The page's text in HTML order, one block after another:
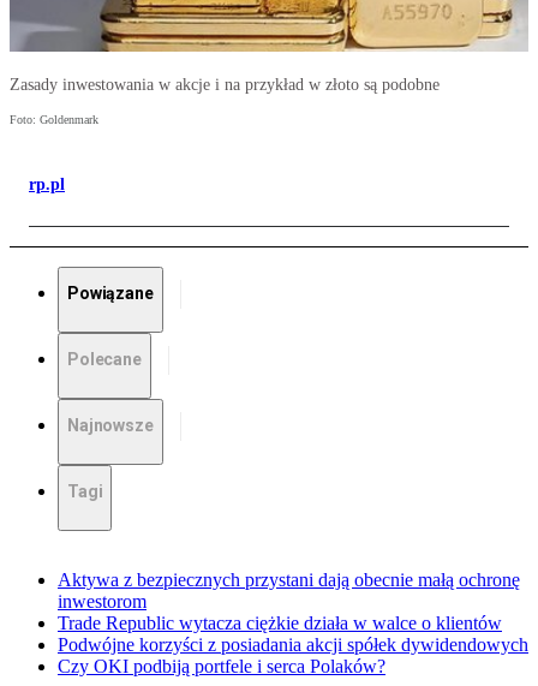
Zasady inwestowania w akcje i na przykład w złoto są podobne
Foto: Goldenmark
rp.pl
Powiązane
Polecane
Najnowsze
Tagi
Aktywa z bezpiecznych przystani dają obecnie małą ochronę
inwestorom
Trade Republic wytacza ciężkie działa w walce o klientów
Podwójne korzyści z posiadania akcji spółek dywidendowych
Czy OKI podbiją portfele i serca Polaków?